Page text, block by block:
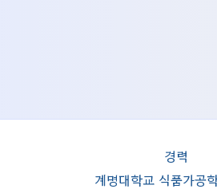
경력
계명대학교 식품가공